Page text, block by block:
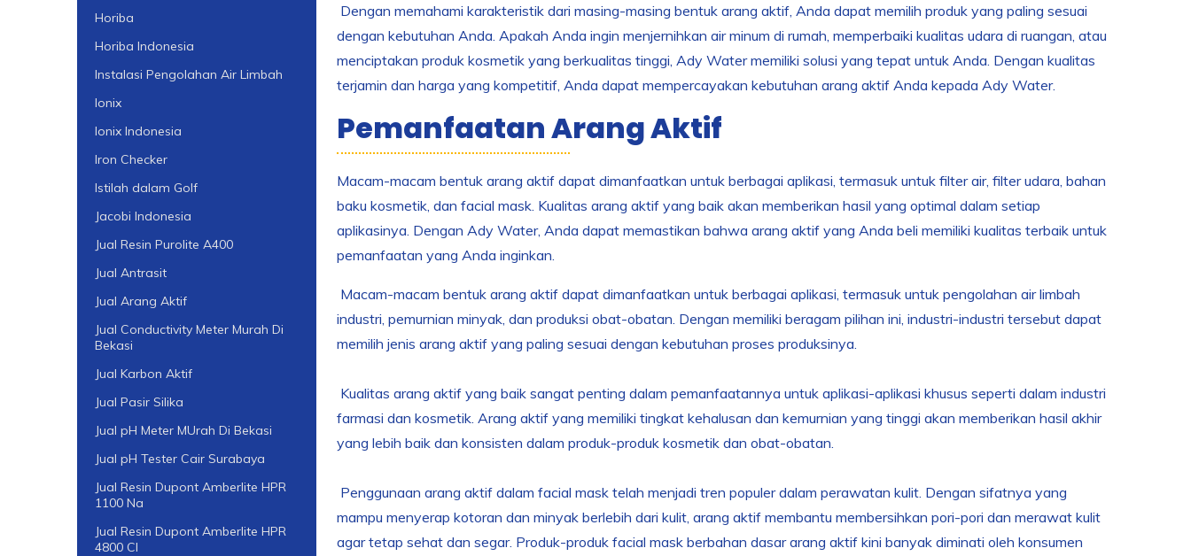
Dengan memahami karakteristik dari masing-masing bentuk arang aktif, Anda dapat memilih produk yang paling sesuai
dengan kebutuhan Anda. Apakah Anda ingin menjernihkan air minum di rumah, memperbaiki kualitas udara di ruangan, atau
menciptakan produk kosmetik yang berkualitas tinggi, Ady Water memiliki solusi yang tepat untuk Anda. Dengan kualitas
terjamin dan harga yang kompetitif, Anda dapat mempercayakan kebutuhan arang aktif Anda kepada Ady Water.
Pemanfaatan Arang Aktif
Macam-macam bentuk arang aktif dapat dimanfaatkan untuk berbagai aplikasi, termasuk untuk filter air, filter udara, bahan
baku kosmetik, dan facial mask. Kualitas arang aktif yang baik akan memberikan hasil yang optimal dalam setiap
aplikasinya. Dengan Ady Water, Anda dapat memastikan bahwa arang aktif yang Anda beli memiliki kualitas terbaik untuk
pemanfaatan yang Anda inginkan.
Macam-macam bentuk arang aktif dapat dimanfaatkan untuk berbagai aplikasi, termasuk untuk pengolahan air limbah
industri, pemurnian minyak, dan produksi obat-obatan. Dengan memiliki beragam pilihan ini, industri-industri tersebut dapat
memilih jenis arang aktif yang paling sesuai dengan kebutuhan proses produksinya.
Kualitas arang aktif yang baik sangat penting dalam pemanfaatannya untuk aplikasi-aplikasi khusus seperti dalam industri
farmasi dan kosmetik. Arang aktif yang memiliki tingkat kehalusan dan kemurnian yang tinggi akan memberikan hasil akhir
yang lebih baik dan konsisten dalam produk-produk kosmetik dan obat-obatan.
Penggunaan arang aktif dalam facial mask telah menjadi tren populer dalam perawatan kulit. Dengan sifatnya yang
mampu menyerap kotoran dan minyak berlebih dari kulit, arang aktif membantu membersihkan pori-pori dan merawat kulit
agar tetap sehat dan segar. Produk-produk facial mask berbahan dasar arang aktif kini banyak diminati oleh konsumen
Horiba
Horiba Indonesia
Instalasi Pengolahan Air Limbah
Ionix
Ionix Indonesia
Iron Checker
Istilah dalam Golf
Jacobi Indonesia
Jual Resin Purolite A400
Jual Antrasit
Jual Arang Aktif
Jual Conductivity Meter Murah Di
Bekasi
Jual Karbon Aktif
Jual Pasir Silika
Jual pH Meter MUrah Di Bekasi
Jual pH Tester Cair Surabaya
Jual Resin Dupont Amberlite HPR
1100 Na
Jual Resin Dupont Amberlite HPR
4800 Cl